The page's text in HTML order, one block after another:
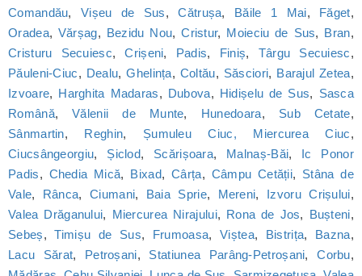
Comandău,Vișeu de Sus,Cătrușa, Băile 1 Mai, Făget,
Oradea, Vărșag, Bezidu Nou,Cristur, Moieciu de Sus, Bran,
Cristuru Secuiesc,Crișeni, Padis, Finiș, Târgu Secuiesc,
Păuleni-Ciuc, Dealu,Ghelința, Coltău, Săsciori, Barajul Zetea,
Izvoare, Harghita Madaras, Dubova, Hidișelu de Sus, Sasca
Română,Vălenii de Munte, Hunedoara, Sub Cetate,
Sânmartin, Reghin, Șumuleu Ciuc, Miercurea Ciuc,
Ciucsângeorgiu, Șiclod, Scărișoara, Malnaș-Băi, Ic Ponor
Padis, Chedia Mică, Bixad,Cârța, Câmpu Cetății, Stâna de
Vale, Rânca,Ciumani, Baia Sprie, Mereni, Izvoru Crișului,
Valea Drăganului, Miercurea Nirajului, Rona de Jos, Bușteni,
Sebeș,Timișu de Sus, Frumoasa,Viștea, Bistrița, Bazna,
Lacu Sărat, Petroșani, Statiunea Parâng-Petroșani,Corbu,